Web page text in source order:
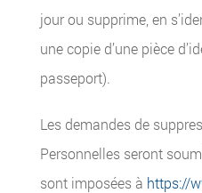
jour ou supprime, en
une copie d’une pièce
passeport).
Les demandes de
Personnelles seront
sont imposées à https://